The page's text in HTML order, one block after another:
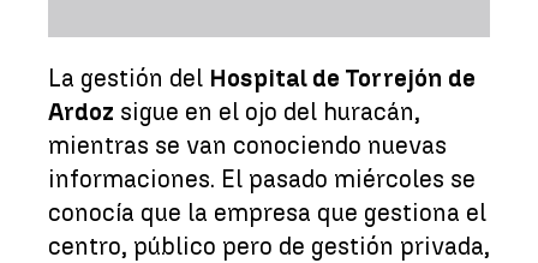
La gestión del Hospital de Torrejón de
Ardoz sigue en el ojo del huracán,
mientras se van conociendo nuevas
informaciones. El pasado miércoles se
conocía que la empresa que gestiona el
centro, público pero de gestión privada,